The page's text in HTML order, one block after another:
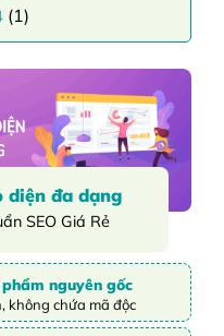
(1)
diện đa dạng
SEO Giá Rẻ
nguyên gốc
không chứa mã độc